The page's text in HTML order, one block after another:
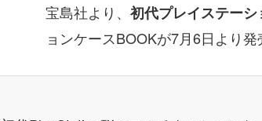
宝島社より、 初代プレイステーシ
ョンケースBOOKが7月6日より発